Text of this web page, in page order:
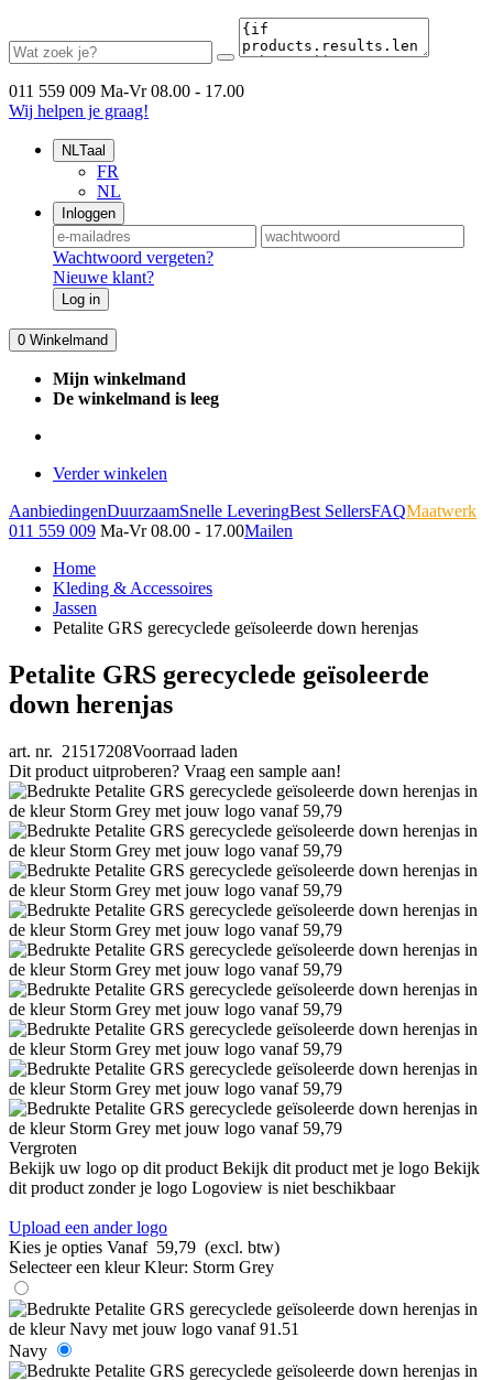
011 559 009 Ma-Vr 08.00 - 17.00
Wij helpen je graag!
NLTaal
FR
NL
Inloggen
Wachtwoord vergeten?
Nieuwe klant?
Log in
0 Winkelmand
Mijn winkelmand
De winkelmand is leeg
Verder winkelen
AanbiedingenDuurzaamSnelle LeveringBest SellersFAQMaatwerk
011 559 009 Ma-Vr 08.00 - 17.00Mailen
Home
Kleding & Accessoires
Jassen
Petalite GRS gerecyclede geïsoleerde down herenjas
Petalite GRS gerecyclede geïsoleerde
down herenjas
art. nr. 21517208Voorraad laden
Dit product uitproberen? Vraag een sample aan!
Vergroten
Bekijk uw logo op dit product Bekijk dit product met je logo Bekijk
dit product zonder je logo Logoview is niet beschikbaar
Upload een ander logo
Kies je opties Vanaf 59,79 (excl. btw)
Selecteer een kleur Kleur: Storm Grey
Navy